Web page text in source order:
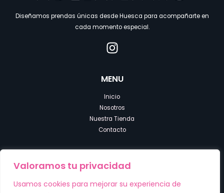
Valoramos tu privacidad
Usamos cookies para mejorar su experiencia de
Diseñamos prendas únicas desde Huesca para acompañarte en
cada momento especial.
MENU
Inicio
Nosotros
Nuestra Tienda
Contacto
Política de Privacidad
Accesibilidad